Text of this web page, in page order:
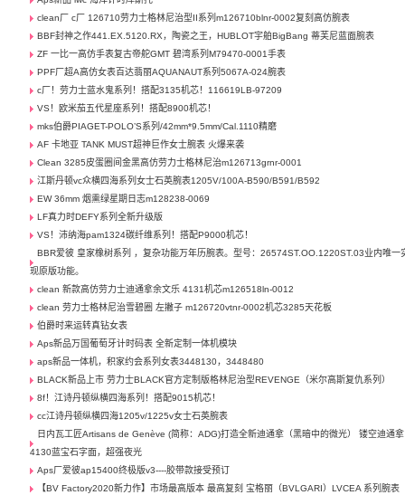
clean厂 c厂 126710劳力士格林尼治型II系列m126710blnr-0002复刻高仿腕表
BBF封神之作441.EX.5120.RX，陶瓷之王，HUBLOT宇舶BigBang 蒂芙尼蓝面腕表
ZF 一比一高仿手表复古帝舵GMT 碧湾系列M79470-0001手表
PPF厂超A高仿女表百达翡丽AQUANAUT系列5067A-024腕表
c厂！劳力士蓝水鬼系列！搭配3135机芯！116619LB-97209
VS！欧米茄五代星座系列！搭配8900机芯！
mks伯爵PIAGET-POLO’S系列/42mm*9.5mm/Cal.1110精磨
AF 卡地亚 TANK MUST超神巨作女士腕表 火爆来袭
Clean 3285皮蛋圈间金黑高仿劳力士格林尼治m126713grnr-0001
江斯丹顿vc众横四海系列女士石英腕表1205V/100A-B590/B591/B592
EW 36mm 烟熏绿星期日志m128238-0069
LF真力时DEFY系列全新升级版
VS！沛纳海pam1324碳纤维系列！搭配P9000机芯！
BBR爱彼 皇家橡树系列 ，复杂功能万年历腕表。型号：26574ST.OO.1220ST.03业内唯一
现原版功能。
clean 新款高仿劳力士迪通拿余文乐 4131机芯m126518ln-0012
clean 劳力士格林尼治雪碧圈 左撇子 m126720vtnr-0002机芯3285天花板
伯爵时来运转真钻女表
Aps新品万国葡萄牙计时码表 全新定制一体机模块
aps新品一体机，积家约会系列女表3448130，3448480
BLACK新品上市 劳力士BLACK官方定制版格林尼治型REVENGE（米尔高斯复仇系列） ​
8f！江诗丹顿纵横四海系列！搭配9015机芯！
cc江诗丹顿纵横四海1205v/1225v女士石英腕表
日内瓦工匠Artisans de Genève (简称：ADG)打造全新迪通拿（黑暗中的微光） 镂空迪通拿
4130蓝宝石字面，超强夜光
Aps厂爱彼ap15400终极版v3----胶带款接受预订
【BV Factory2020新力作】市场最高版本 最高复刻 宝格丽（BVLGARI）LVCEA 系列腕表